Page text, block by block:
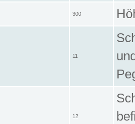
300
11
12